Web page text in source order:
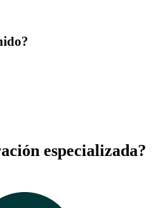
especializada?